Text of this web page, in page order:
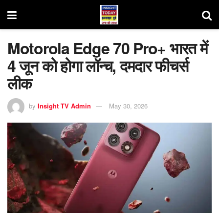
Motorola Edge 70 Pro+ भारत में
4 जून को होगा लॉन्च, दमदार फीचर्स
लीक
by Insight TV Admin May 30, 2026